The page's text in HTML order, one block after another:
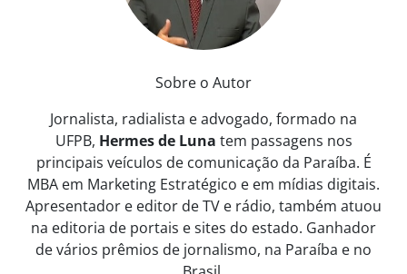
Sobre o Autor
Jornalista, radialista e advogado, formado na
UFPB, Hermes de Luna tem passagens nos
principais veículos de comunicação da Paraíba. É
MBA em Marketing Estratégico e em mídias digitais.
Apresentador e editor de TV e rádio, também atuou
na editoria de portais e sites do estado. Ganhador
de vários prêmios de jornalismo, na Paraíba e no